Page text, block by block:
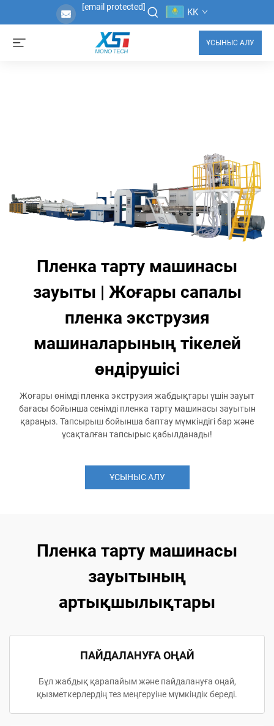
[email protected] KK
ҰСЫНЫС АЛУ
Пленка тарту машинасы
зауыты | Жоғары сапалы
пленка экструзия
машиналарының тікелей
өндірушісі
Жоғары өнімді пленка экструзия жабдықтары үшін зауыт
бағасы бойынша сенімді пленка тарту машинасы зауытын
қараңыз. Тапсырыш бойынша баптау мүмкіндігі бар және
ұсақталған тапсырыс қабылданады!
ҰСЫНЫС АЛУ
Пленка тарту машинасы
зауытының
артықшылықтары
ПАЙДАЛАНУҒА ОҢАЙ
Бұл жабдық қарапайым және пайдалануға оңай,
қызметкерлердің тез меңгеруіне мүмкіндік береді.